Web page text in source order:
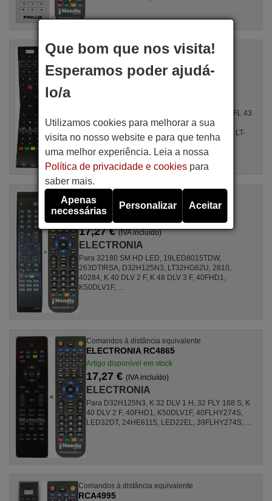
Comandos à distância equivalente
Artigo disponível em stock
Para LT-32VH52K, LT43VF53A, LT32VF52K, TFL 43
UHD 17 BC, LT-32VH53A, TZ65USN184,
HY32H4000SW, LT65VU83K, AURUM65UHD, LT-
40V54JF, ...
Comandos à distância equivalente
RC4822
Artigo disponível em stock
17,27 €(IVA incluído)
ELECTRONIA
Para 32180 SM HD LED, 19LED8015TDW,
263DTIRSA, D32H125N3, LT32HG62U, 2810,
40284, K 40 DLV 2 F, K 48 DLV 3 F, 40FHD1,
K50DLV1F, ...
Comandos à distância equivalente
ELECTRONIA RC4865
Artigo disponível em stock
17,27 €(IVA incluído)
ELECTRONIA
Para D32H125N3, K 32 DLV 1 H, 32 FLY 168 S, K
40 DLV 2 F, 40FHD1, K50DLV1F, 40FLHY274S,
LED32DT, 24HE6115, LED22EL, 39FLHY274S, ...
Comandos à distância equivalente
RCA4995
Que bom que nos visita!
Esperamos poder ajudá-
lo/a
Utilizamos cookies para melhorar a sua
visita no nosso website e para que tenha
uma melhor experiência. Leia a nossa
Política de privacidade e cookiespara
saber mais.
Apenas
necessárias
Personalizar Aceitar